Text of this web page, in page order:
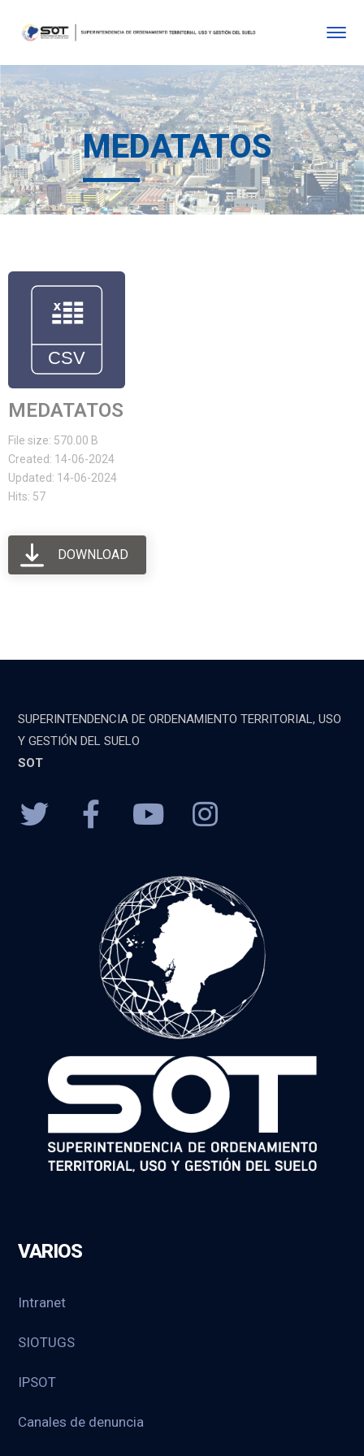
MEDATATOS
MEDATATOS
File size: 570.00 B
Created: 14-06-2024
Updated: 14-06-2024
Hits: 57
DOWNLOAD
SUPERINTENDENCIA DE ORDENAMIENTO TERRITORIAL, USO
Y GESTIÓN DEL SUELO
SOT
VARIOS
Intranet
SIOTUGS
IPSOT
Canales de denuncia